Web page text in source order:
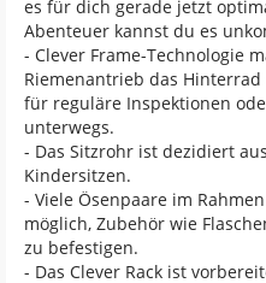
es für dich gerade jetzt
Abenteuer kannst du es
- Clever Frame-Technologie
Riemenantrieb das
für reguläre Inspektionen
unterwegs.
- Das Sitzrohr ist dezidiert
Kindersitzen.
- Viele Ösenpaare im
möglich, Zubehör wie
zu befestigen.
- Das Clever Rack ist